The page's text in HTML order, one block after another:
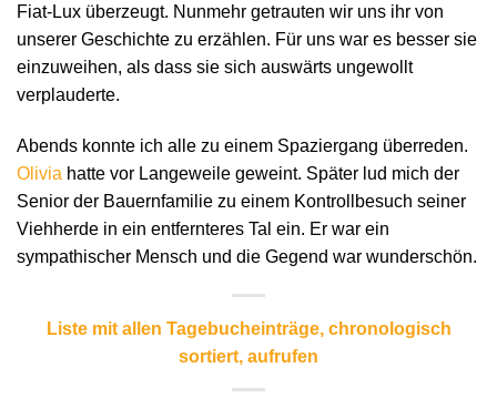
Fiat-Lux überzeugt. Nunmehr getrauten wir uns ihr von
unserer Geschichte zu erzählen. Für uns war es besser sie
einzuweihen, als dass sie sich auswärts ungewollt
verplauderte.
Abends konnte ich alle zu einem Spaziergang überreden.
Olivia hatte vor Langeweile geweint. Später lud mich der
Senior der Bauernfamilie zu einem Kontrollbesuch seiner
Viehherde in ein entfernteres Tal ein. Er war ein
sympathischer Mensch und die Gegend war wunderschön.
Liste mit allen Tagebucheinträge, chronologisch
sortiert, aufrufen